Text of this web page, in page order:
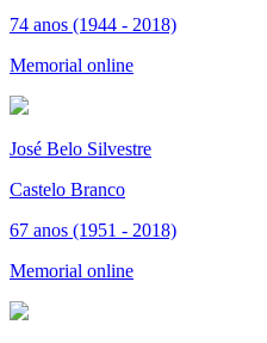
74 anos (1944 - 2018)
Memorial online
José Belo Silvestre
Castelo Branco
67 anos (1951 - 2018)
Memorial online